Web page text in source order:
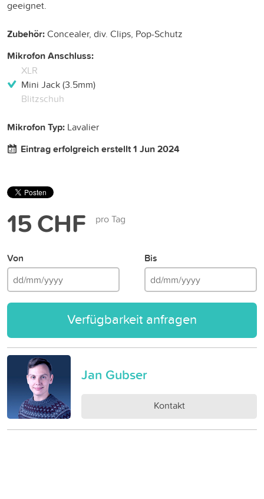
geeignet.
Zubehör:Concealer, div. Clips, Pop-Schutz
Mikrofon Anschluss:
XLR
Mini Jack (3.5mm)
Blitzschuh
Mikrofon Typ: Lavalier
Eintrag erfolgreich erstellt 1 Jun 2024
15 CHF pro Tag
Von Bis
Verfügbarkeit anfragen
Jan Gubser
Kontakt